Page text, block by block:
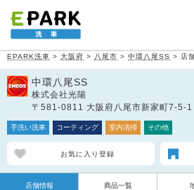
EPARK洗車 > 大阪府 > 八尾市 > 中環八尾SS > 店
中環八尾SS
株式会社光陽
〒581-0811 大阪府八尾市新家町7-5-1
手洗い洗車 コーティング 室内清掃 その他
お気に入り登録
店舗情報 商品一覧